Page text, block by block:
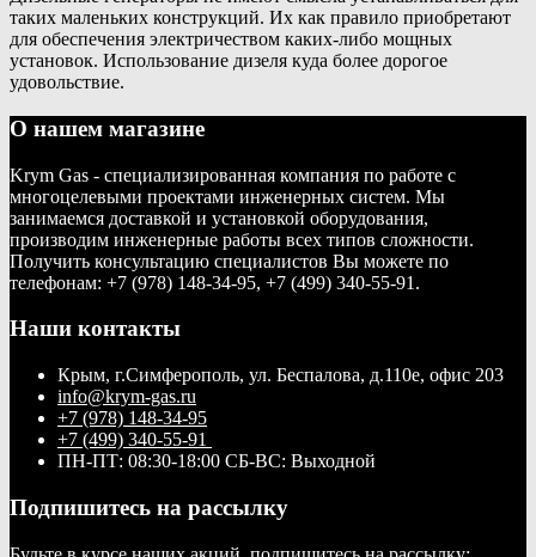
таких маленьких конструкций. Их как правило приобретают
для обеспечения электричеством каких-либо мощных
установок. Использование дизеля куда более дорогое
удовольствие.
О нашем магазине
Krym Gas - специализированная компания по работе с
многоцелевыми проектами инженерных систем. Мы
занимаемся доставкой и установкой оборудования,
производим инженерные работы всех типов сложности.
Получить консультацию специалистов Вы можете по
телефонам: +7 (978) 148-34-95, +7 (499) 340-55-91.
Наши контакты
Крым, г.Симферополь, ул. Беспалова, д.110е, офис 203
info@krym-gas.ru
+7 (978) 148-34-95
+7 (499) 340-55-91 ​
ПН-ПТ: 08:30-18:00 СБ-ВС: Выходной
Подпишитесь на рассылку